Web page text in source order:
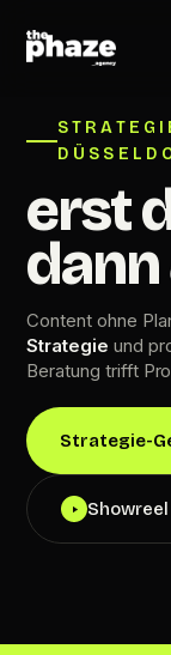
erst
dann
Content ohne
Strategie und
Beratung trifft
Strategie-